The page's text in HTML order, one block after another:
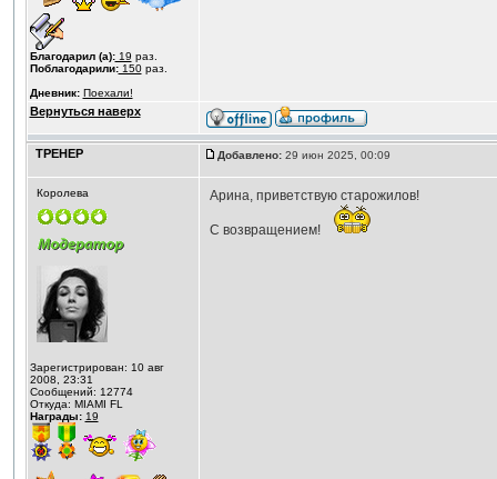
Благодарил (а):19 раз.
Поблагодарили:150раз.
Дневник: Поехали!
Вернуться наверх
ТРЕНЕР Добавлено:29 июн 2025, 00:09
Королева
Зарегистрирован: 10 авг
2008, 23:31
Сообщений: 12774
Откуда: MIAMI FL
Награды: 19
Арина, приветствую старожилов!
С возвращением!